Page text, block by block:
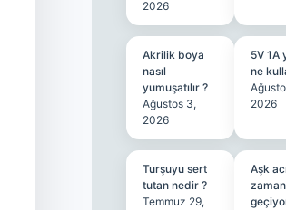
2026
Akrilik boya
nasıl
yumuşatılır ?
Ağustos 3,
2026
5V 1A
ne
2026
Turşuyu sert
tutan nedir ?
Temmuz 29,
Aşk
zaman